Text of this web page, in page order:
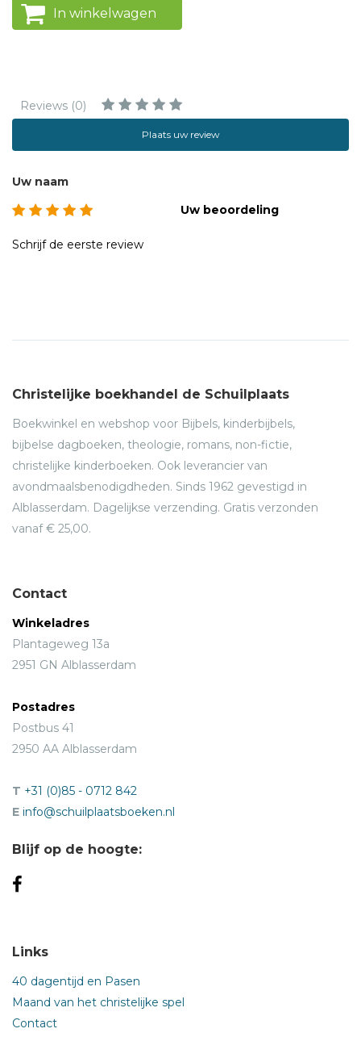
In winkelwagen
Reviews (0)
Plaats uw review
Uw naam
Uw beoordeling
Schrijf de eerste review
Christelijke boekhandel de Schuilplaats
Boekwinkel en webshop voor Bijbels, kinderbijbels,
bijbelse dagboeken, theologie, romans, non-fictie,
christelijke kinderboeken. Ook leverancier van
avondmaalsbenodigdheden. Sinds 1962 gevestigd in
Alblasserdam. Dagelijkse verzending. Gratis verzonden
vanaf € 25,00.
Contact
Winkeladres
Plantageweg 13a
2951 GN Alblasserdam
Postadres
Postbus 41
2950 AA Alblasserdam
T +31 (0)85 - 0712 842
E info@schuilplaatsboeken.nl
Blijf op de hoogte:
Links
40 dagentijd en Pasen
Maand van het christelijke spel
Contact